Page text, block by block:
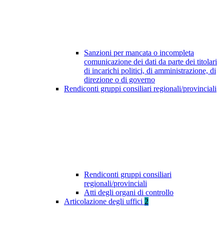
Sanzioni per mancata o incompleta
comunicazione dei dati da parte dei titolari
di incarichi politici, di amministrazione, di
direzione o di governo
Rendiconti gruppi consiliari regionali/provinciali
Rendiconti gruppi consiliari
regionali/provinciali
Atti degli organi di controllo
Articolazione degli uffici 2